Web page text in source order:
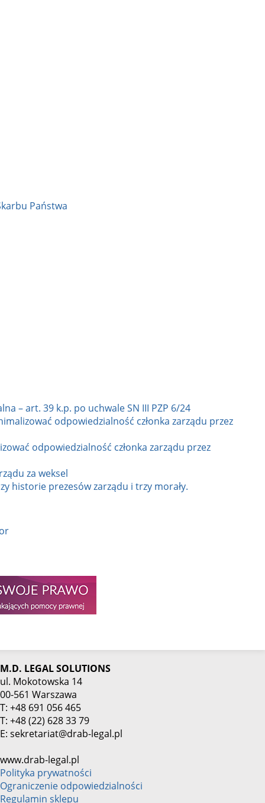
Państwa
– art. 39 k.p. po uchwale SN III PZP 6/24
odpowiedzialność członka zarządu przez
odpowiedzialność członka zarządu przez
za weksel
historie prezesów zarządu i trzy morały.
M.D. LEGAL SOLUTIONS
ul. Mokotowska 14
00-561 Warszawa
T: +48 691 056 465
T: +48 (22) 628 33 79
E: sekretariat@drab-legal.pl
www.drab-legal.pl
Polityka prywatności
Ograniczenie odpowiedzialności
Regulamin sklepu